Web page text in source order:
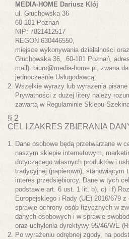
MEDIA-HOME Dariusz Klój
ul. Głuchowska 36
60-101 Poznań
NIP: 7821412517
REGON 630446550,
miejsce wykonywania działalności
Głuchowska 36, 60-101 Poznań,
mail): biuro@media-home.pl , zwana
jednocześnie Usługodawcą.
Wszelkie wyrazy lub wyrażenia
Prywatności z dużej litery należy
zawartą w Regulaminie Sklepu
§ 2
CEL I ZAKRES ZBIERANIA
Dane osobowe będą przetwarzane w
naszym sklepie internetowym,
dotyczącego własnych produktów i
tradycyjnej (papierowo), stanowiącym
interes przedsiębiorcy. Dane w tych
podstawie art. 6 ust. 1 lit. b), c) i f)
Europejskiego i Rady (UE) 2016/679
sprawie ochrony osób fizycznych w
danych osobowych i w sprawie
oraz uchylenia dyrektywy 95/46/WE
Po wyrażeniu odrębnej zgody, na